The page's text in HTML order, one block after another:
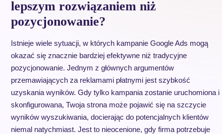
lepszym rozwiązaniem niż
pozycjonowanie?
Istnieje wiele sytuacji, w których kampanie Google Ads mogą
okazać się znacznie bardziej efektywne niż tradycyjne
pozycjonowanie. Jednym z głównych argumentów
przemawiających za reklamami płatnymi jest szybkość
uzyskania wyników. Gdy tylko kampania zostanie uruchomiona i
skonfigurowana, Twoja strona może pojawić się na szczycie
wyników wyszukiwania, docierając do potencjalnych klientów
niemal natychmiast. Jest to nieocenione, gdy firma potrzebuje